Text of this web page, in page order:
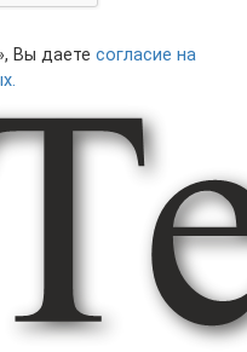
Вы даете согласие на